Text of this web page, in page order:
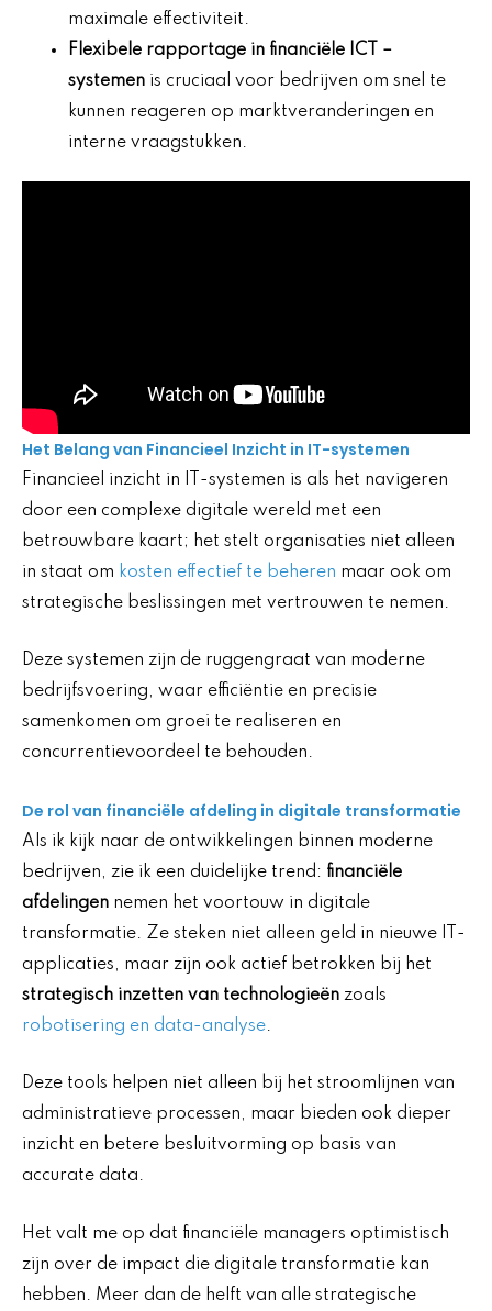
maximale effectiviteit.
Flexibele rapportage in financiële ICT
–
systemen is cruciaal voor bedrijven om snel te
kunnen reageren op marktveranderingen en
interne vraagstukken.
Het Belang van Financieel Inzicht in IT-systemen
Financieel inzicht in IT-systemen is als het navigeren
door een complexe digitale wereld met een
betrouwbare kaart; het stelt organisaties niet alleen
in staat om kosten effectief te beheren maar ook om
strategische beslissingen met vertrouwen te nemen.
Deze systemen zijn de ruggengraat van moderne
bedrijfsvoering, waar efficiëntie en precisie
samenkomen om groei te realiseren en
concurrentievoordeel te behouden.
De rol van financiële afdeling in digitale transformatie
Als ik kijk naar de ontwikkelingen binnen moderne
bedrijven, zie ik een duidelijke trend: financiële
afdelingen nemen het voortouw in digitale
transformatie. Ze steken niet alleen geld in nieuwe IT-
applicaties, maar zijn ook actief betrokken bij het
strategisch inzetten van technologieën zoals
robotisering en data-analyse.
Deze tools helpen niet alleen bij het stroomlijnen van
administratieve processen, maar bieden ook dieper
inzicht en betere besluitvorming op basis van
accurate data.
Het valt me op dat financiële managers optimistisch
zijn over de impact die digitale transformatie kan
hebben. Meer dan de helft van alle strategische